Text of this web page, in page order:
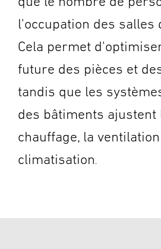
l'occupation des salles
Cela permet
future des pièces et
tandis que les
des bâtiments ajustent
chauffage, la
climatisation.